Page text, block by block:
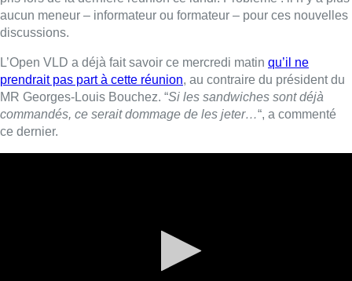
A son arrivée, le président du MR, Georges-Louis Bouchez a
laissé entendre qu’il avait une proposition à soumettre pour
qu’une mission ou quelque chose comme ça intervienne pour
les socialistes. Il ne suffit pas d’amener des blocages“,
ajoutant qu’il “ n’y avait pas de raison que le veto du PS et les
exigences du CD&V soient plus respectables qu’une exigence
de l’Open VLD. Il faut toutes les prendre sur un pied d’égalité
impliquant la création d’un mandat complémentaire au
gouvernement bruxellois, de prendre le lead d’une nouvelle
phase de concertations destinée à permettre une relance du